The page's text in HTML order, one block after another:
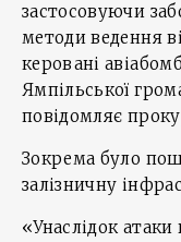
застосовуючи
методи ведення
керовані
Ямпільської
повідомляє
Зокрема було
залізничну
«Унаслідок атаки